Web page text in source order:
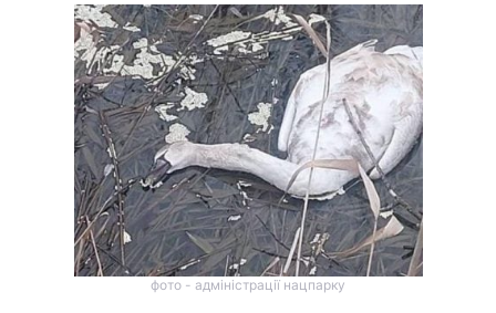
фото - адміністрації нацпарку